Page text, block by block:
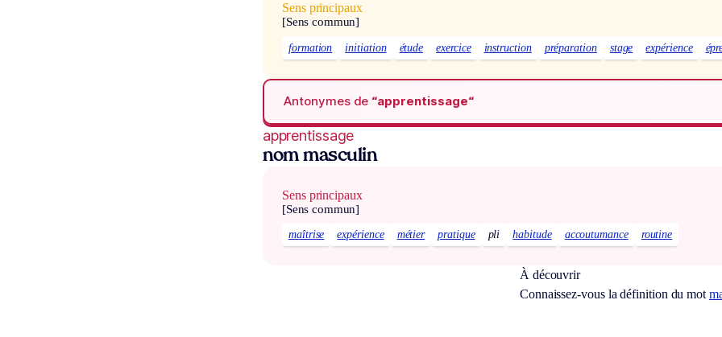
Sens principaux
[Sens commun]
formation initiation étude exercice instruction préparation stage expérience
Antonymes de “apprentissage“
apprentissage
nom masculin
Sens principaux
[Sens commun]
maîtrise expérience métier pratique pli habitude accoutumance routine
À découvrir
Connaissez-vous la définition du mot